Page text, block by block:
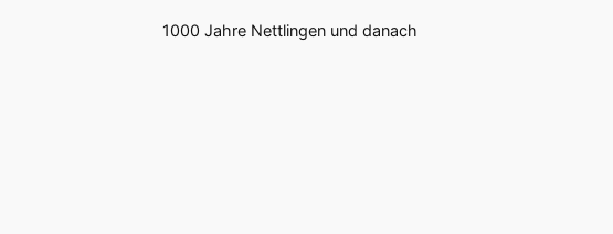
1000 Jahre Nettlingen und danach